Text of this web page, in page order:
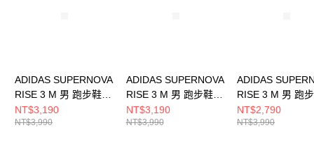
ADIDAS SUPERNOVA
RISE 3 M 男 跑步鞋
KK1202
NT$3,190
NT$3,990
ADIDAS SUPERNOVA
RISE 3 M 男 跑步鞋
KI3616
NT$3,190
NT$3,990
ADIDAS
RISE 3 M 男 跑
JP8673
NT$2,790
NT$3,990